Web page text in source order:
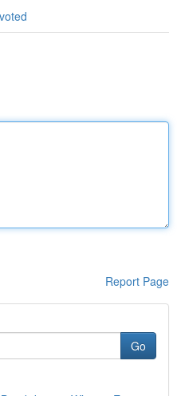
Report Page
Go